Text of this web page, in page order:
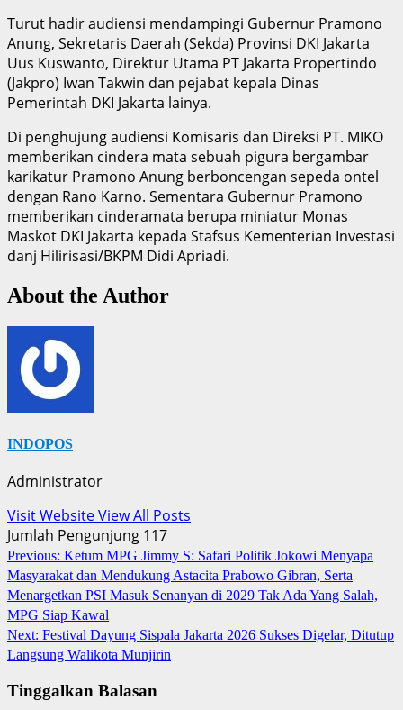
Turut hadir audiensi mendampingi Gubernur Pramono
Anung, Sekretaris Daerah (Sekda) Provinsi DKI Jakarta
Uus Kuswanto, Direktur Utama PT Jakarta Propertindo
(Jakpro) Iwan Takwin dan pejabat kepala Dinas
Pemerintah DKI Jakarta lainya.
Di penghujung audiensi Komisaris dan Direksi PT. MIKO
memberikan cindera mata sebuah pigura bergambar
karikatur Pramono Anung berboncengan sepeda ontel
dengan Rano Karno. Sementara Gubernur Pramono
memberikan cinderamata berupa miniatur Monas
Maskot DKI Jakarta kepada Stafsus Kementerian Investasi
danj Hilirisasi/BKPM Didi Apriadi.
About the Author
INDOPOS
Administrator
Visit WebsiteView All Posts
Jumlah Pengunjung 117
Post
navigation
Previous: Ketum MPG Jimmy S: Safari Politik Jokowi Menyapa
Masyarakat dan Mendukung Astacita Prabowo Gibran, Serta
Menargetkan PSI Masuk Senanyan di 2029 Tak Ada Yang Salah,
MPG Siap Kawal
Next: Festival Dayung Sispala Jakarta 2026 Sukses Digelar, Ditutup
Langsung Walikota Munjirin
Tinggalkan Balasan